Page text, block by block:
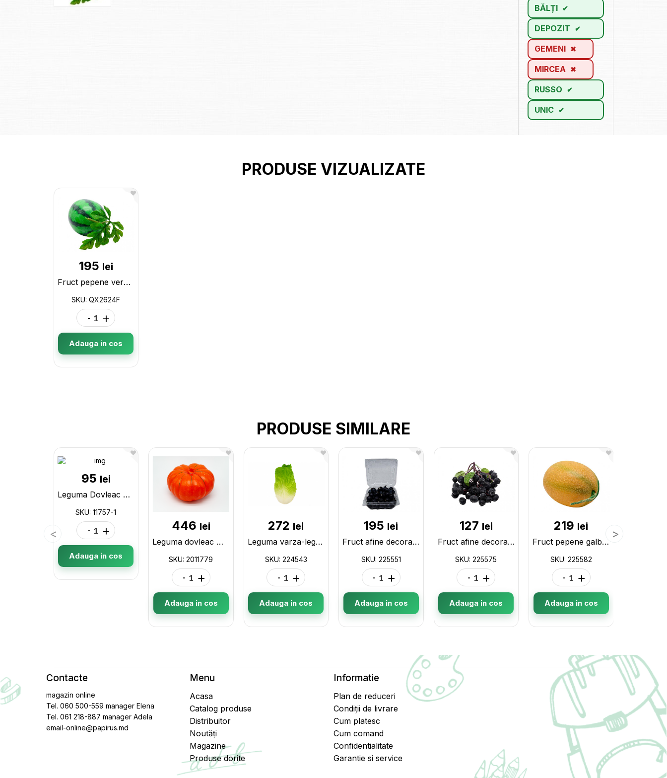
BĂLȚI
DEPOZIT
GEMENI
MIRCEA
RUSSO
UNIC
PRODUSE VIZUALIZATE
195 lei
Fruct pepene verde mare decorativ 25x18cm QX2624F
SKU: QX2624F
- +
Adauga in cos
PRODUSE SIMILARE
95 lei
Leguma Dovleac Crosetat Mare 11757-1
SKU: 11757-1
- +
Adauga in cos
446 lei
Leguma dovleac M 2011779
SKU: 2011779
- +
Adauga in cos
272 lei
Leguma varza-leguma 224543
SKU: 224543
- +
Adauga in cos
195 lei
Fruct afine decorative in caserola 225551
SKU: 225551
- +
Adauga in cos
127 lei
Fruct afine decorative pe crenguta 225575
SKU: 225575
- +
Adauga in cos
219 lei
Fruct pepene galben mare decorativ 25x16cm 225582
SKU: 225582
- +
Adauga in cos
Contacte
magazin online
Tel. 060 500-559 manager Elena
Tel. 061 218-887 manager Adela
email-online@papirus.md
Menu
Acasa
Catalog produse
Distribuitor
Noutăți
Magazine
Produse dorite
Informatie
Plan de reduceri
Condiții de livrare
Cum platesc
Cum comand
Confidentialitate
Garantie si service